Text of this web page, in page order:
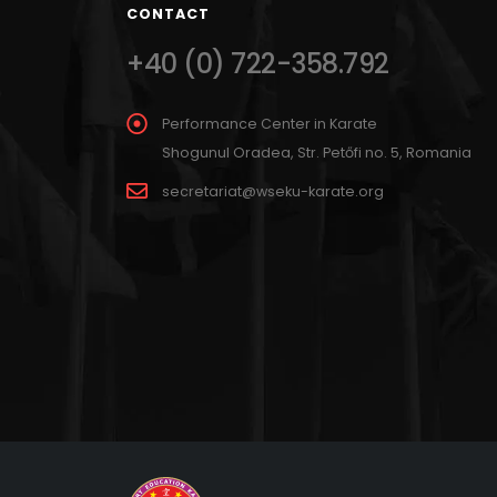
CONTACT
+40 (0) 722-358.792
Performance Center in Karate
Shogunul Oradea, Str. Petőfi no. 5, Romania
secretariat@wseku-karate.org